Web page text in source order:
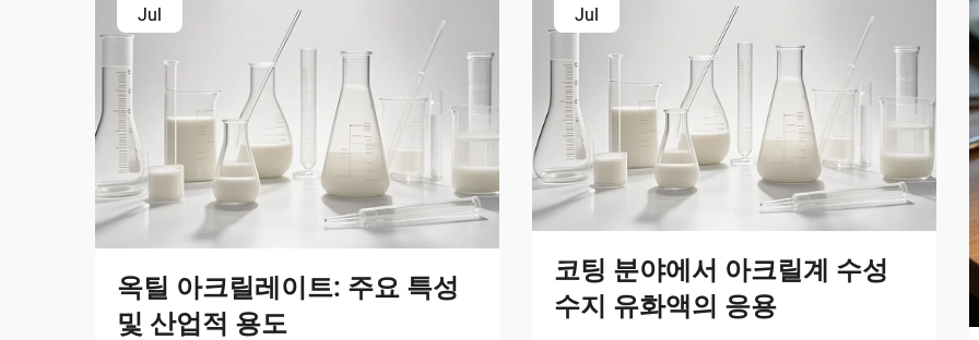
Jul
옥틸 아크릴레이트: 주요 특성
및 산업적 용도
Jul
코팅 분야에서 아크릴계 수성
수지 유화액의 응용